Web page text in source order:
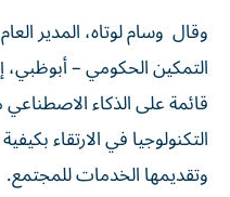
وقال وسام لوتاه، المدير
التمكين الحكومي –
قائمة على الذكاء
التكنولوجيا في الارتقاء
وتقديمها الخدمات للمجتمع.